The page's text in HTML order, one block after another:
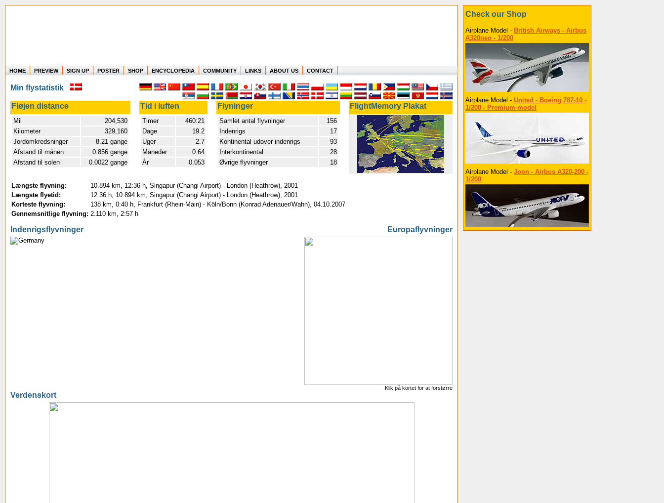
Where in the world have you flown?
How long have you been in the air?
Create your own FlightMemory and see!
HOME PREVIEW SIGN UP POSTER SHOP ENCYCLOPEDIA COMMUNITY LINKS ABOUT US CONTACT
Min flystatistik
Fløjen distance Tid i luften Flyninger FlightMemory Plakat
Mil
204,530
Kilometer
329,160
Jordomkredsninger
8.21 gange
Afstand til månen
0.856 gange
Afstand til solen
0.0022 gange
Timer
460:21
Dage
19.2
Uger
2.7
Måneder
0.64
År
0.053
Samlet antal flyvninger
156
Indenrigs
17
Kontinental udover indenrigs
93
Interkontinental
28
Øvrige flyvninger
18
Længste flyvning:
10.894 km, 12:36 h, Singapur (Changi Airport) - London (Heathrow), 2001
Længste flyetid:
12:36 h, 10.894 km, Singapur (Changi Airport) - London (Heathrow), 2001
Korteste flyvning:
138 km, 0:40 h, Frankfurt (Rhein-Main) - Köln/Bonn (Konrad Adenauer/Wahn), 04.10.2007
Gennemsnitlige flyvning: 2.110 km, 2:57 h
Indenrigsflyvninger Europaflyvninger
Klik på kortet for at forstørre
Verdenskort
Check our Shop
Airplane Model - British Airways - Airbus
A320neo - 1/200
Airplane Model - United - Boeing 787-10 -
1/200 - Premium model
Airplane Model - Joon - Airbus A320-200 -
1/200